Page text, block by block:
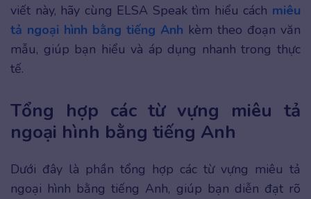
viết này, hãy cùng ELSA Speak tìm hiểu cách miêu
tả ngoại hình bằng tiếng Anh kèm theo đoạn văn
mẫu, giúp bạn hiểu và áp dụng nhanh trong thực
tế.
Tổng hợp các từ vựng miêu tả
ngoại hình bằng tiếng Anh
Dưới đây là phần tổng hợp các từ vựng miêu tả
ngoại hình bằng tiếng Anh, giúp bạn diễn đạt rõ